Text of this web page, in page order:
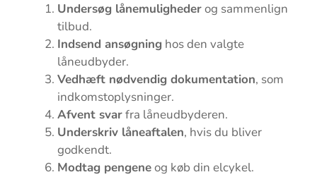
Undersøg lånemulighederog sammenlign
tilbud.
Indsend ansøgning hos den valgte
låneudbyder.
Vedhæft nødvendig dokumentation, som
indkomstoplysninger.
Afvent svarfra låneudbyderen.
Underskriv låneaftalen, hvis du bliver
godkendt.
Modtag pengeneog køb din elcykel.